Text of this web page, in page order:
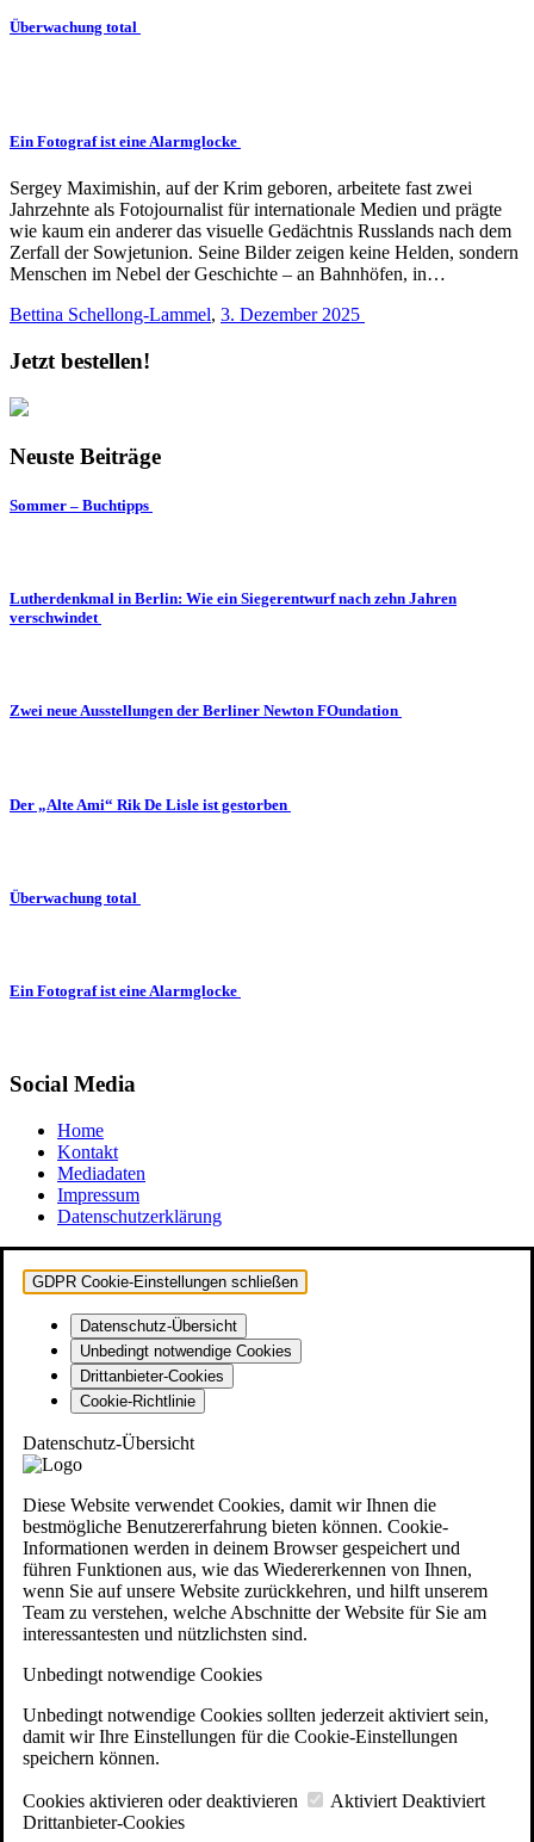
Überwachung total
Ein Fotograf ist eine Alarmglocke
Sergey Maximishin, auf der Krim geboren, arbeitete fast zwei
Jahrzehnte als Fotojournalist für internationale Medien und prägte
wie kaum ein anderer das visuelle Gedächtnis Russlands nach dem
Zerfall der Sowjetunion. Seine Bilder zeigen keine Helden, sondern
Menschen im Nebel der Geschichte – an Bahnhöfen, in…
Bettina Schellong-Lammel, 3. Dezember 2025
Jetzt bestellen!
Neuste Beiträge
Sommer – Buchtipps
Lutherdenkmal in Berlin: Wie ein Siegerentwurf nach zehn Jahren
verschwindet
Zwei neue Ausstellungen der Berliner Newton FOundation
Der „Alte Ami“ Rik De Lisle ist gestorben
Überwachung total
Ein Fotograf ist eine Alarmglocke
Social Media
Home
Kontakt
Mediadaten
Impressum
Datenschutzerklärung
GDPR Cookie-Einstellungen schließen
Datenschutz-Übersicht
Unbedingt notwendige Cookies
Drittanbieter-Cookies
Cookie-Richtlinie
Datenschutz-Übersicht
Diese Website verwendet Cookies, damit wir Ihnen die
bestmögliche Benutzererfahrung bieten können. Cookie-
Informationen werden in deinem Browser gespeichert und
führen Funktionen aus, wie das Wiedererkennen von Ihnen,
wenn Sie auf unsere Website zurückkehren, und hilft unserem
Team zu verstehen, welche Abschnitte der Website für Sie am
interessantesten und nützlichsten sind.
Unbedingt notwendige Cookies
Unbedingt notwendige Cookies sollten jederzeit aktiviert sein,
damit wir Ihre Einstellungen für die Cookie-Einstellungen
speichern können.
Cookies aktivieren oder deaktivieren Aktiviert Deaktiviert
Drittanbieter-Cookies